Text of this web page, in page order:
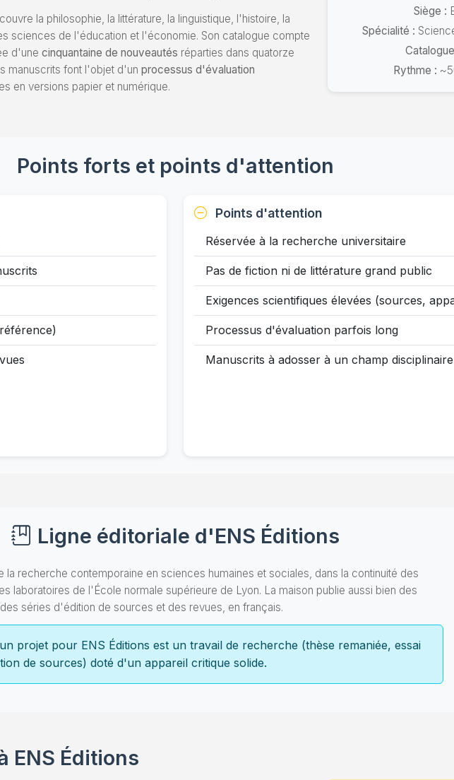
couvre la philosophie, la littérature, la linguistique, l'histoire, la
sciences de l'éducation et l'économie. Son catalogue compte
d'une cinquantaine de nouveautés réparties dans quatorze
manuscrits font l'objet d'un processus d'évaluation
en versions papier et numérique.
Siège :
Spécialité :
Rythme :
Points forts et points d'attention
Points d'attention
Réservée à la recherche universitaire
Pas de fiction ni de littérature grand public
Exigences scientifiques élevées (sources,
Processus d'évaluation parfois long
Manuscrits à adosser à un champ
Ligne éditoriale d'ENS Éditions
la recherche contemporaine en sciences humaines et sociales, dans la continuité des
laboratoires de l'École normale supérieure de Lyon. La maison publie aussi bien des
séries d'édition de sources et des revues, en français.
un projet pour ENS Éditions est un travail de recherche (thèse remaniée, essai
de sources) doté d'un appareil critique solide.
ENS Éditions